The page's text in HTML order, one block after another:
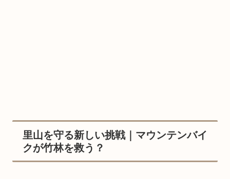
里山を守る新しい挑戦｜マウンテンバイ
クが竹林を救う？